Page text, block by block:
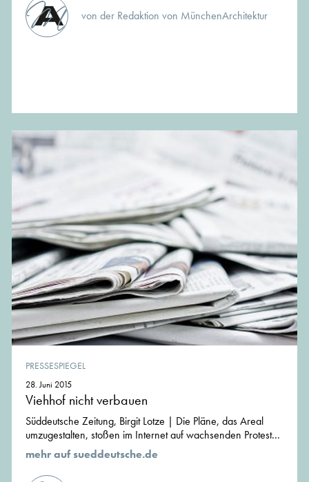
von der Redaktion von MünchenArchitektur
PRESSESPIEGEL
28. Juni 2015
Viehhof nicht verbauen
Süddeutsche Zeitung, Birgit Lotze | Die Pläne, das Areal
umzugestalten, stoßen im Internet auf wachsenden Protest...
mehr auf sueddeutsche.de